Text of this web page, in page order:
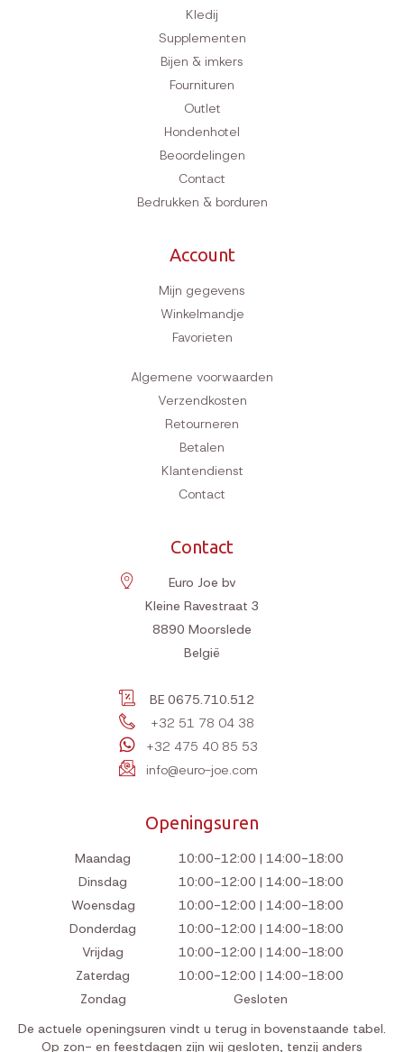
Kledij
Supplementen
Bijen & imkers
Fournituren
Outlet
Hondenhotel
Beoordelingen
Contact
Bedrukken & borduren
Account
Mijn gegevens
Winkelmandje
Favorieten
Algemene voorwaarden
Verzendkosten
Retourneren
Betalen
Klantendienst
Contact
Contact
Euro Joe bv
Kleine Ravestraat 3
8890 Moorslede
België
BE 0675.710.512
+32 51 78 04 38
+32 475 40 85 53
info@euro-joe.com
Openingsuren
Maandag
10:00-12:00 | 14:00-18:00
Dinsdag
10:00-12:00 | 14:00-18:00
Woensdag
10:00-12:00 | 14:00-18:00
Donderdag
10:00-12:00 | 14:00-18:00
Vrijdag
10:00-12:00 | 14:00-18:00
Zaterdag
10:00-12:00 | 14:00-18:00
Zondag
Gesloten
De actuele openingsuren vindt u terug in bovenstaande tabel.
Op zon- en feestdagen zijn wij gesloten, tenzij anders